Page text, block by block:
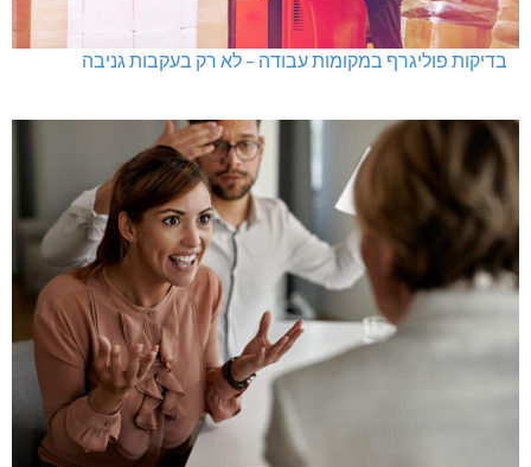
בדיקות פוליגרף במקומות עבודה – לא רק בעקבות גניבה